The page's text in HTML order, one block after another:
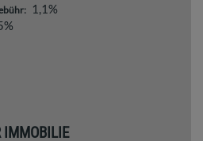
1,1%
IMMOBILIE